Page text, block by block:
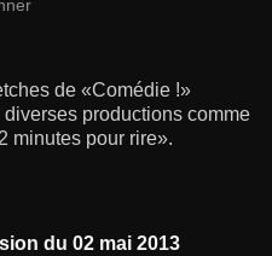
de «Comédie !»
productions comme
minutes pour rire».
du 02 mai 2013